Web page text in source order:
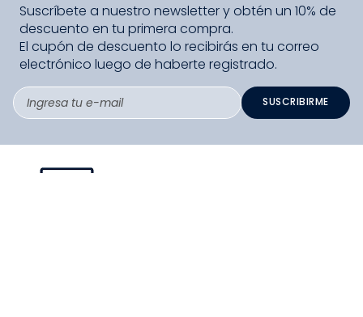
Suscríbete a nuestro newsletter y obtén un 10% de
descuento en tu primera compra.
El cupón de descuento lo recibirás en tu correo
electrónico luego de haberte registrado.
SUSCRIBIRME